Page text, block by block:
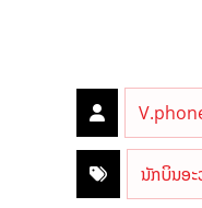
ນັກບິນອະ